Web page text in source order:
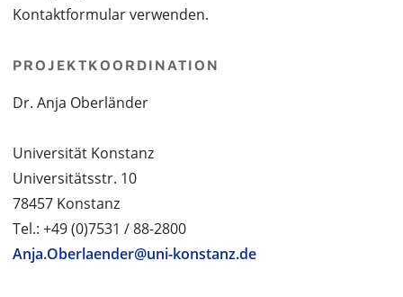
Kontaktformular verwenden.
PROJEKTKOORDINATION
Dr. Anja Oberländer
Universität Konstanz
Universitätsstr. 10
78457 Konstanz
Tel.: +49 (0)7531 / 88-2800
Anja.Oberlaender@uni-konstanz.de